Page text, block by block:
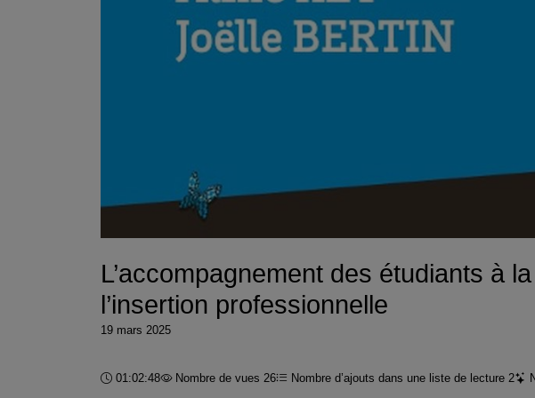
L’accompagnement des étudiants à
l’insertion professionnelle
19 mars 2025
Durée :
01:02:48 Nombre de vues 26 Nombre d’ajouts dans une liste de lecture 2